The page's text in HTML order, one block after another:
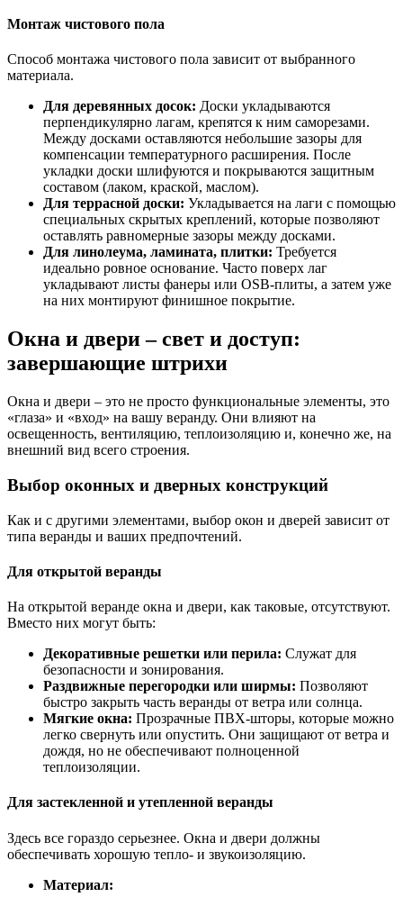
Монтаж чистового пола
Способ монтажа чистового пола зависит от выбранного
материала.
Для деревянных досок: Доски укладываются
перпендикулярно лагам, крепятся к ним саморезами.
Между досками оставляются небольшие зазоры для
компенсации температурного расширения. После
укладки доски шлифуются и покрываются защитным
составом (лаком, краской, маслом).
Для террасной доски: Укладывается на лаги с помощью
специальных скрытых креплений, которые позволяют
оставлять равномерные зазоры между досками.
Для линолеума, ламината, плитки: Требуется
идеально ровное основание. Часто поверх лаг
укладывают листы фанеры или OSB-плиты, а затем уже
на них монтируют финишное покрытие.
Окна и двери – свет и доступ:
завершающие штрихи
Окна и двери – это не просто функциональные элементы, это
«глаза» и «вход» на вашу веранду. Они влияют на
освещенность, вентиляцию, теплоизоляцию и, конечно же, на
внешний вид всего строения.
Выбор оконных и дверных конструкций
Как и с другими элементами, выбор окон и дверей зависит от
типа веранды и ваших предпочтений.
Для открытой веранды
На открытой веранде окна и двери, как таковые, отсутствуют.
Вместо них могут быть:
Декоративные решетки или перила: Служат для
безопасности и зонирования.
Раздвижные перегородки или ширмы: Позволяют
быстро закрыть часть веранды от ветра или солнца.
Мягкие окна: Прозрачные ПВХ-шторы, которые можно
легко свернуть или опустить. Они защищают от ветра и
дождя, но не обеспечивают полноценной
теплоизоляции.
Для застекленной и утепленной веранды
Здесь все гораздо серьезнее. Окна и двери должны
обеспечивать хорошую тепло- и звукоизоляцию.
Материал: